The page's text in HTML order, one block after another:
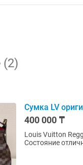
(2)
Сумка LV
400 000 ₸
Louis Vuitton
Состояние